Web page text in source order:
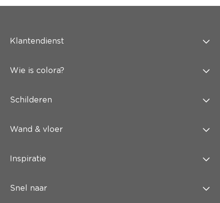
Klantendienst
Wie is colora?
Schilderen
Wand & vloer
Inspiratie
Snel naar